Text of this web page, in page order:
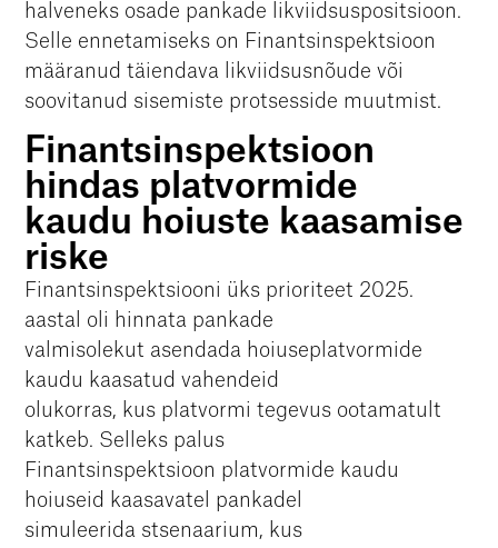
halveneks osade pankade likviidsuspositsioon.
Selle ennetamiseks on Finantsinspektsioon
määranud täiendava likviidsusnõude või
soovitanud sisemiste protsesside muutmist.
Finantsinspektsioon
hindas platvormide
kaudu hoiuste kaasamise
riske
Finantsinspektsiooni üks prioriteet 2025.
aastal oli hinnata pankade
valmisolekut asendada hoiuseplatvormide
kaudu kaasatud vahendeid
olukorras, kus platvormi tegevus ootamatult
katkeb. Selleks palus
Finantsinspektsioon platvormide kaudu
hoiuseid kaasavatel pankadel
simuleerida stsenaarium, kus